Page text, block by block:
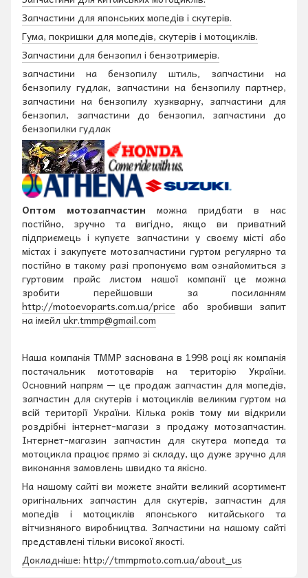
Запчастини для японських мопедів і скутерів.
Гума, покришки для мопедів, скутерів і мотоциклів.
Запчастини для бензопил і бензотримерів.
запчастини на бензопилу штиль, запчастини на
бензопилу гудлак, запчастини на бензопилу партнер,
запчастини на бензопилу хузкварну, запчастини для
бензопил, запчастини до бензопил, запчастини до
бензопилки гудлак
Оптом мотозапчастин можна придбати в нас
постійно, зручно та вигідно, якщо ви приватний
підприємець і купуєте запчастини у своєму місті або
містах і закупуєте мотозапчастини гуртом регулярно та
постійно в такому разі пропонуємо вам ознайомиться з
гуртовим прайс листом нашої компанії це можна
зробити перейшовши за посиланням
http://motoevoparts.com.ua/price або зробивши запит
на імейлukr.tmmp@gmail.com
Наша компанія ТММР заснована в 1998 році як компанія
постачальник мототоварів на територію України.
Основний напрям — це продаж запчастин для мопедів,
запчастин для скутерів і мотоциклів великим гуртом на
всій території України. Кілька років тому ми відкрили
роздрібні інтернет-магази з продажу мотозапчастин.
Інтернет-магазин запчастин для скутера мопеда та
мотоцикла працює прямо зі складу, що дуже зручно для
виконання замовлень швидко та якісно.
На нашому сайті ви можете знайти великий асортимент
оригінальних запчастин для скутерів, запчастин для
мопедів і мотоциклів японського китайського та
вітчизняного виробництва. Запчастини на нашому сайті
представлені тільки високої якості.
Докладніше: http://tmmpmoto.com.ua/about_us